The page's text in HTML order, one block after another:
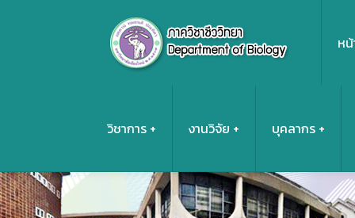
ห
วิชาการ งานวิจัย บุคลากร